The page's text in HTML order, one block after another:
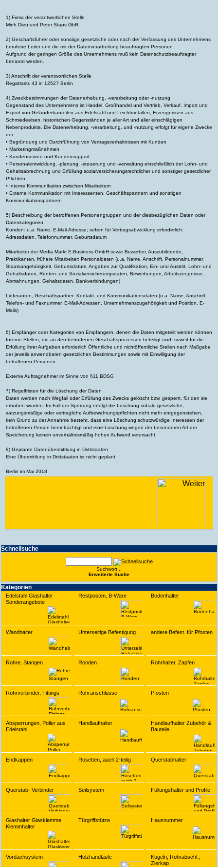
Schnell­suche
Suchwort...
Erwei­terte Suche
Kate­gorien
Edelstahl Glashalter
Sonderangebote
Restposten, B-Ware Bodenhalter
Wandhalter Unterseitige Befestigung andere Befest. für Pfosten
Rohre, Stangen Ronden Rohrhalter, Zapfen
Rohrverbinder, Fittings Rohranschlüsse Pfosten
Absperrungen, Poller aus
Edelstahl
Handlaufhalter
Handlaufhalter Zubehör &
Bauteile
Endkappen Rosetten, auch 2-teilig Querstabhalter
Querstab- Verbinder Seilsystem Füllungshalter und Profile
Glashalter Glasklemme
Klemmhalter
Türgriffstütze Hausnummer
Vordachsystem Holzhandläufe
Kugeln, Rohrabschl.,
Zierkap
1) Firma der verantwortlichen Stelle
Minh Dieu und Peter Staps GbR
2) Geschäftsführer oder sonstige gesetzliche oder nach der Verfassung des Unternehmens
berufene Leiter und die mit der Datenverarbeitung beauftragten Personen
Aufgrund der geringen Größe des Unternehmens muß kein Datenschutzbeauftragter
benannt werden.
3) Anschrift der verantwortlichen Stelle
Regattastr. 43 in 12527 Berlin
4) Zweckbestimmungen der Datenerhebung, -verarbeitung oder -nutzung
Gegenstand des Unternehmens ist Handel, Großhandel und Vertrieb, Verkauf, Import und
Export von Geländerbauteilen aus Edelstahl und Leichtmetallen, Erzeugnissen aus
Schmiedeeisen, historischen Gegenständen je aller Art und aller einschlägigen
Nebenprodukte. Die Datenerhebung, -verarbeitung, und -nutzung erfolgt für eigene Zwecke
der:
• Begründung und Durchführung von Vertragsverhältnissen mit Kunden
• Marketingmaßnahmen
• Kundenservice und Kundensupport
• Personalentwicklung, -planung, -steuerung und -verwaltung einschließlich der Lohn- und
Gehaltsabrechnung und Erfüllung sozialversicherungsrechtlicher und sonstiger gesetzlicher
Pflichten
• Interne Kommunikation zwischen Mitarbeitern
• Externe Kommunikation mit Interessenten, Geschäftspartnern und sonstigen
Kommunikationspartnern
5) Beschreibung der betroffenen Personengruppen und der diesbezüglichen Daten oder
Datenkategorien
Kunden: u.a. Name, E-Mail-Adresse; sofern für Vertragsabwicklung erforderlich:
Adressdaten, Telefonnummer, Geburtsdatum
Mitarbeiter der Media Markt E-Business GmbH sowie Bewerber, Auszubildende,
Praktikanten, frühere Mitarbeiter: Personaldaten (u.a. Name, Anschrift, Personalnummer,
Staatsangehörigkeit, Geburtsdatum, Angaben zur Qualifikation, Ein- und Austritt, Lohn- und
Gehaltsdaten, Renten- und Sozialversicherungsdaten, Bewerbungen, Arbeitszeugnisse,
Abmahnungen, Gehaltsdaten, Bankverbindungen)
Lieferanten, Geschäftspartner: Kontakt- und Kommunikationsdaten (u.a. Name, Anschrift,
Telefon- und Faxnummer, E-Mail-Adressen, Unternehmenszugehörigkeit und Position, E-
Mails)
6) Empfänger oder Kategorien von Empfängern, denen die Daten mitgeteilt werden können
Interne Stellen, die an den betroffenen Geschäftsprozessen beteiligt sind, soweit für die
Erfüllung ihrer Aufgaben erforderlich Öffentliche und nichtöffentliche Stellen nach Maßgabe
der jeweils anwendbaren gesetzlichen Bestimmungen sowie mit Einwilligung der
betroffenen Personen
Externe Auftragnehmer im Sinne von §11 BDSG
7) Regelfristen für die Löschung der Daten
Daten werden nach Wegfall oder Erfüllung des Zwecks gelöscht bzw. gesperrt, für den sie
erhoben wurden. Im Fall der Sperrung erfolgt die Löschung sobald gesetzliche,
satzungsmäßige oder vertragliche Aufbewahrungspflichten nicht mehr entgegenstehen,
kein Grund zu der Annahme besteht, dass eine Löschung schutzwürdige Interessen der
betroffenen Person beeinträchtigt und eine Löschung wegen der besonderen Art der
Speicherung keinen unverhältnismäßig hohen Aufwand verursacht.
8) Geplante Datenübermittlung in Drittstaaten
Eine Übermittlung in Drittstaaten ist nicht geplant
Berlin im Mai 2018